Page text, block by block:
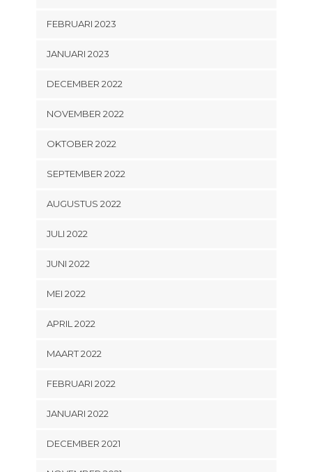
FEBRUARI 2023
JANUARI 2023
DECEMBER 2022
NOVEMBER 2022
OKTOBER 2022
SEPTEMBER 2022
AUGUSTUS 2022
JULI 2022
JUNI 2022
MEI 2022
APRIL 2022
MAART 2022
FEBRUARI 2022
JANUARI 2022
DECEMBER 2021